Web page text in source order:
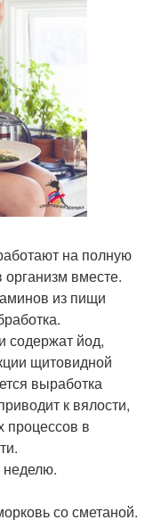
на полную
организм вместе.
из пищи
содержат йод,
щитовидной
выработка
к вялости,
процессов в
неделю.
со сметаной.